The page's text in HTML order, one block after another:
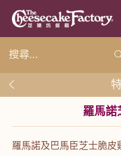
羅馬諾
羅馬諾及巴馬臣芝士脆皮